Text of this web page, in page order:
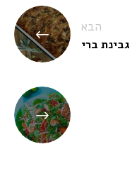
הבא
ברי